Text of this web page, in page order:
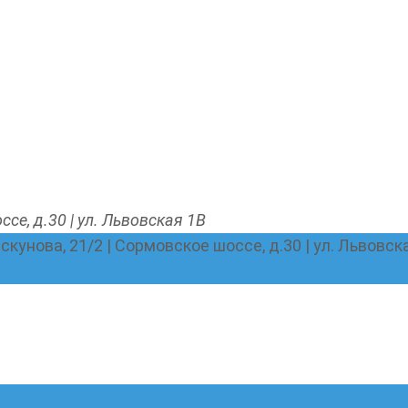
д.30 | ул. Львовская 1В
21/2 | Сормовское шоссе, д.30 | ул.